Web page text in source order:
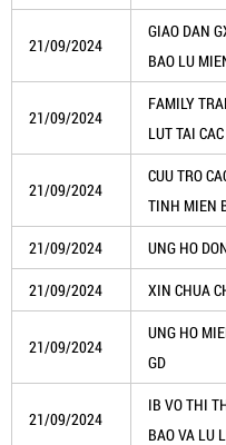
21/09/2024
GIAO DAN
BAO LU
21/09/2024
FAMILY
LUT TAI
21/09/2024
CUU TRO
TINH MIEN
21/09/2024
UNG HO
21/09/2024
XIN CHUA
21/09/2024
UNG HO
GD
21/09/2024
IB VO THI
BAO VA LU